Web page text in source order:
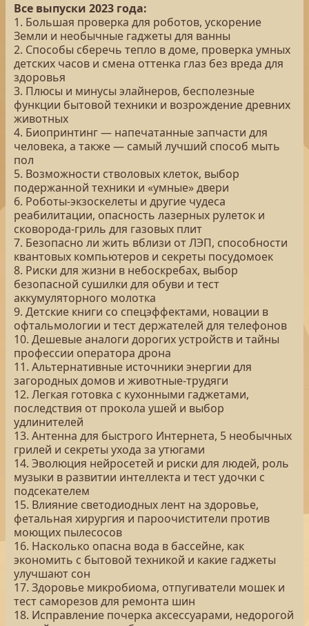
Все выпуски 2023 года:
1. Большая проверка для роботов, ускорение
Земли и необычные гаджеты для ванны
2. Способы сберечь тепло в доме, проверка умных
детских часов и смена оттенка глаз без вреда для
здоровья
3. Плюсы и минусы элайнеров, бесполезные
функции бытовой техники и возрождение древних
животных
4. Биопринтинг — напечатанные запчасти для
человека, а также — самый лучший способ мыть
пол
5. Возможности стволовых клеток, выбор
подержанной техники и «умные» двери
6. Роботы-экзоскелеты и другие чудеса
реабилитации, опасность лазерных рулеток и
сковорода-гриль для газовых плит
7. Безопасно ли жить вблизи от ЛЭП, способности
квантовых компьютеров и секреты посудомоек
8. Риски для жизни в небоскребах, выбор
безопасной сушилки для обуви и тест
аккумуляторного молотка
9. Детские книги со спецэффектами, новации в
офтальмологии и тест держателей для телефонов
10. Дешевые аналоги дорогих устройств и тайны
профессии оператора дрона
11. Альтернативные источники энергии для
загородных домов и животные-трудяги
12. Легкая готовка с кухонными гаджетами,
последствия от прокола ушей и выбор
удлинителей
13. Антенна для быстрого Интернета, 5 необычных
грилей и секреты ухода за утюгами
14. Эволюция нейросетей и риски для людей, роль
музыки в развитии интеллекта и тест удочки с
подсекателем
15. Влияние светодиодных лент на здоровье,
фетальная хирургия и пароочистители против
моющих пылесосов
16. Насколько опасна вода в бассейне, как
экономить с бытовой техникой и какие гаджеты
улучшают сон
17. Здоровье микробиома, отпугиватели мошек и
тест саморезов для ремонта шин
18. Исправление почерка аксессуарами, недорогой